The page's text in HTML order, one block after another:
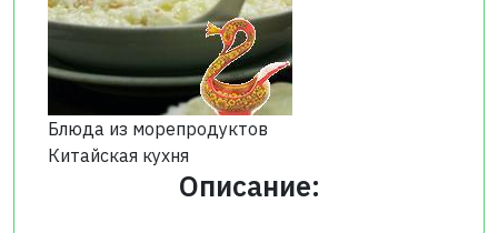
Блюда из морепродуктов
Китайская кухня
Описание: